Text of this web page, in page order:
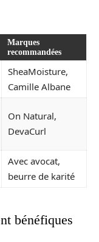
Marques
recommandées
SheaMoisture,
Camille Albane
On Natural,
DevaCurl
Avec avocat,
beurre de karité
bénéfiques